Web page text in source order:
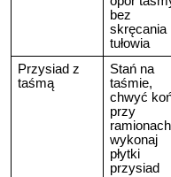
bez
skręcania
tułowia
Przysiad z
taśmą
Stań na
taśmie,
chwyć
przy
wykonaj
płytki
przysiad